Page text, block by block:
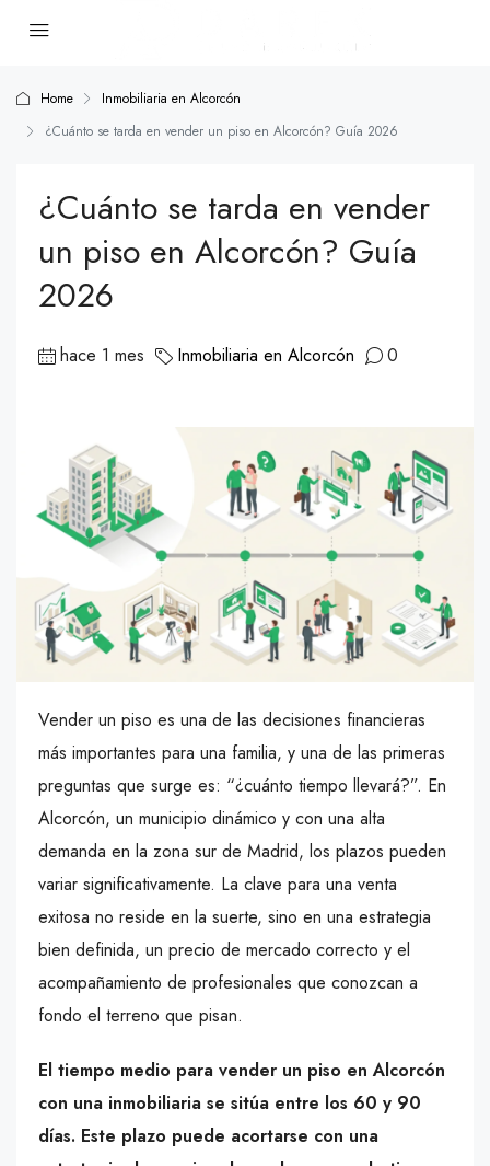
Home
Inmobiliaria en Alcorcón
¿Cuánto se tarda en vender un piso en Alcorcón? Guía 2026
¿Cuánto se tarda en vender
un piso en Alcorcón? Guía
2026
hace 1 mes Inmobiliaria en Alcorcón 0
Vender un piso es una de las decisiones financieras
más importantes para una familia, y una de las primeras
preguntas que surge es: “¿cuánto tiempo llevará?”. En
Alcorcón, un municipio dinámico y con una alta
demanda en la zona sur de Madrid, los plazos pueden
variar significativamente. La clave para una venta
exitosa no reside en la suerte, sino en una estrategia
bien definida, un precio de mercado correcto y el
acompañamiento de profesionales que conozcan a
fondo el terreno que pisan.
El tiempo medio para vender un piso en Alcorcón
con una inmobiliaria se sitúa entre los 60 y 90
días. Este plazo puede acortarse con una